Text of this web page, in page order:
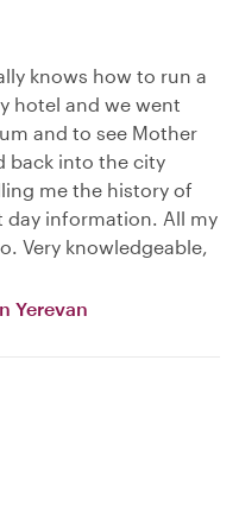
knows how to run a
hotel and we went
and to see Mother
back into the city
me the history of
day information. All my
Very knowledgeable,
Yerevan